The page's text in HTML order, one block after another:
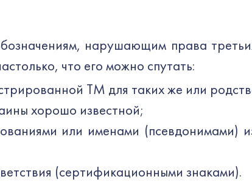
нарушающим права
что его можно спутать:
ТМ для таких же или
хорошо известной;
или именами (псевдонимами)
(сертификационными знаками).